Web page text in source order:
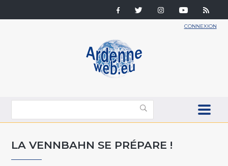
CONNEXION
LA VENNBAHN SE PRÉPARE !